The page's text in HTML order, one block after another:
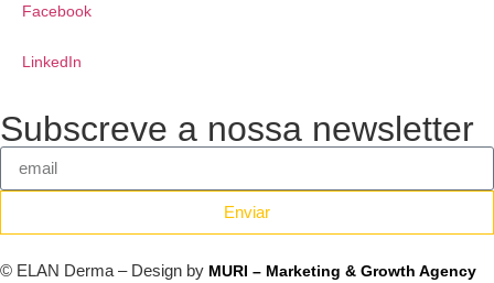
Facebook
LinkedIn
Subscreve a nossa newsletter
Enviar
© ELAN Derma – Design by MURI – Marketing & Growth Agency